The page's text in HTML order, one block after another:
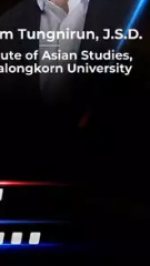
บประมาณกับ
หน่วยงา
ะของ
ด็นการ
รคเดโมแค
าะประเด็น